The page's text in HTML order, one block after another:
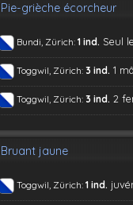
Pie-grièche écorcheur
Bundi, Zürich: 1 ind. Seul
Toggwil, Zürich: 3 ind. 1
Toggwil, Zürich: 3 ind. 2
Bruant jaune
Toggwil, Zürich: 1 ind.